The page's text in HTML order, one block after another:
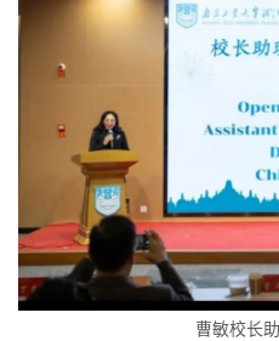
曹敏校长